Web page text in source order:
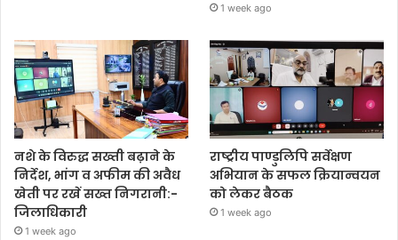
1 week ago
नशे के विरुद्ध सख्ती बढ़ाने के
निर्देश, भांग व अफीम की अवैध
खेती पर रखें सख्त निगरानी:-
जिलाधिकारी
1 week ago
राष्ट्रीय पाण्डुलिपि सर्वेक्षण
अभियान के सफल क्रियान्वयन
को लेकर बैठक
1 week ago